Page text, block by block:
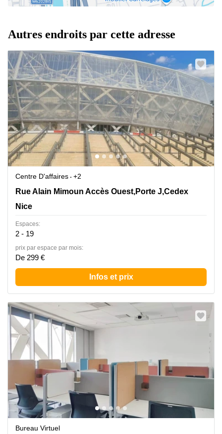
Autres endroits par cette adresse
Centre D'affaires
+2
30, Rue Alain Mimoun Accès Ouest,Porte J,Cedex 3,
Rue Alain Mimoun Accès Ouest,Porte J,Cedex
Nice
Espaces:
2 - 19
prix par espace par mois:
De 299 €
Infos et prix
Bureau Virtuel